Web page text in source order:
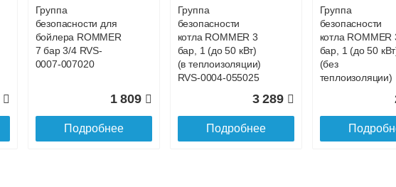
Группа
безопасности для
бойлера ROMMER
7 бар 3/4 RVS-
0007-007020
1 809
Подробнее
Группа
безопасности
котла ROMMER 3
бар, 1 (до 50 кВт)
(в теплоизоляции)
RVS-0004-055025
3 289
Подробнее
Группа
безопасности
котла ROMMER
бар, 1 (до 50
(без
теплоизоляции)